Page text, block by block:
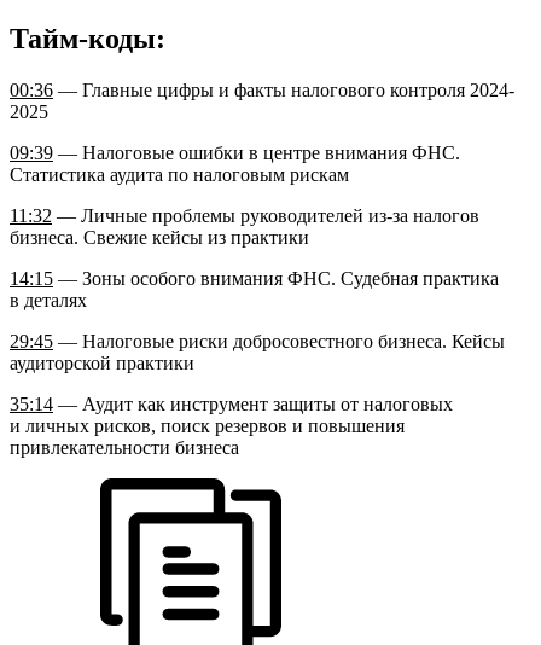
Тайм-коды:
00:36 — Главные цифры и факты налогового контроля 2024-
2025
09:39 — Налоговые ошибки в центре внимания ФНС.
Статистика аудита по налоговым рискам
11:32 — Личные проблемы руководителей из-за налогов
бизнеса. Свежие кейсы из практики
14:15 — Зоны особого внимания ФНС. Судебная практика
в деталях
29:45 — Налоговые риски добросовестного бизнеса. Кейсы
аудиторской практики
35:14 — Аудит как инструмент защиты от налоговых
и личных рисков, поиск резервов и повышения
привлекательности бизнеса